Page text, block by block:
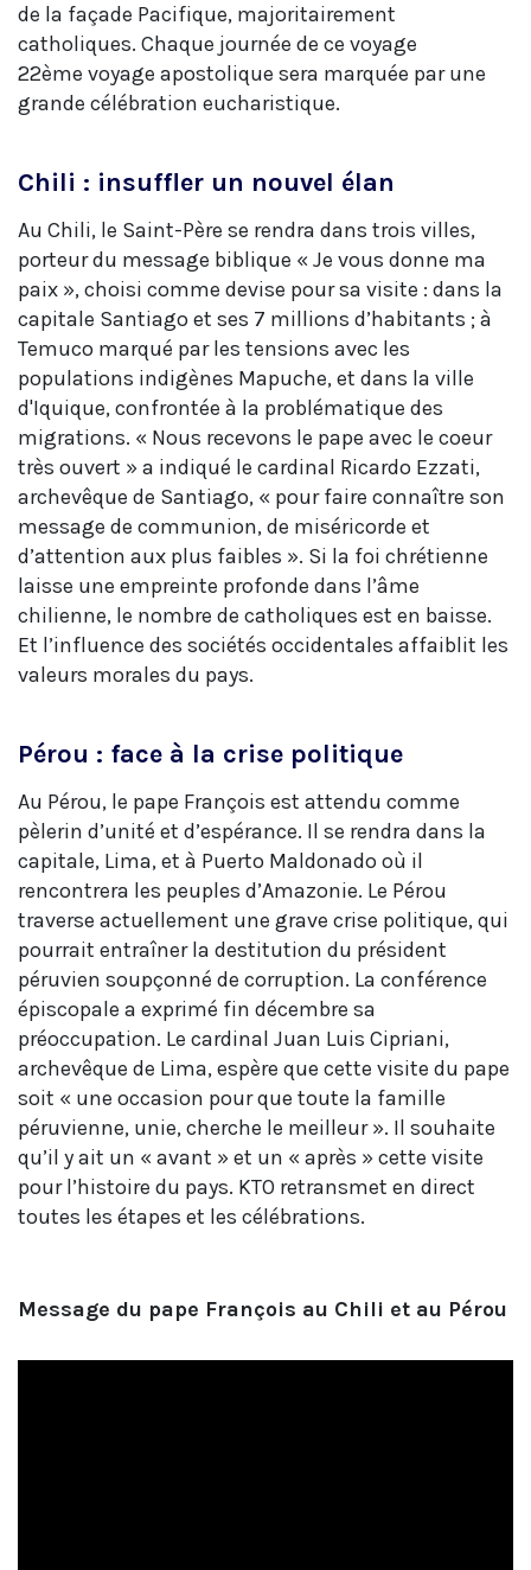
de la façade Pacifique, majoritairement
catholiques. Chaque journée de ce voyage
22ème voyage apostolique sera marquée par une
grande célébration eucharistique.
Chili : insuffler un nouvel élan
Au Chili, le Saint-Père se rendra dans trois villes,
porteur du message biblique « Je vous donne ma
paix », choisi comme devise pour sa visite : dans la
capitale Santiago et ses 7 millions d’habitants ; à
Temuco marqué par les tensions avec les
populations indigènes Mapuche, et dans la ville
d'Iquique, confrontée à la problématique des
migrations. « Nous recevons le pape avec le coeur
très ouvert » a indiqué le cardinal Ricardo Ezzati,
archevêque de Santiago, « pour faire connaître son
message de communion, de miséricorde et
d’attention aux plus faibles ». Si la foi chrétienne
laisse une empreinte profonde dans l’âme
chilienne, le nombre de catholiques est en baisse.
Et l’influence des sociétés occidentales affaiblit les
valeurs morales du pays.
Pérou : face à la crise politique
Au Pérou, le pape François est attendu comme
pèlerin d’unité et d’espérance. Il se rendra dans la
capitale, Lima, et à Puerto Maldonado où il
rencontrera les peuples d’Amazonie. Le Pérou
traverse actuellement une grave crise politique, qui
pourrait entraîner la destitution du président
péruvien soupçonné de corruption. La conférence
épiscopale a exprimé fin décembre sa
préoccupation. Le cardinal Juan Luis Cipriani,
archevêque de Lima, espère que cette visite du pape
soit « une occasion pour que toute la famille
péruvienne, unie, cherche le meilleur ». Il souhaite
qu’il y ait un « avant » et un « après » cette visite
pour l’histoire du pays. KTO retransmet en direct
toutes les étapes et les célébrations.
Message du pape François au Chili et au Pérou